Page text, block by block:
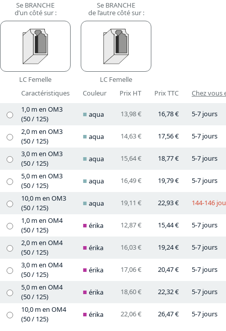
Se BRANCHE
d’un côté sur :
LC Femelle
Se BRANCHE
de l’autre côté sur :
LC Femelle
Caractéristiques
Couleur Prix HT Prix TTC
Chez vous
1,0 m en OM3
(50 / 125)
aqua 13,98 € 16,78 €
5-7 jours
2,0 m en OM3
(50 / 125)
aqua 14,63 € 17,56 €
5-7 jours
3,0 m en OM3
(50 / 125)
aqua 15,64 € 18,77 €
5-7 jours
5,0 m en OM3
(50 / 125)
aqua 16,49 € 19,79 €
5-7 jours
10,0 m en OM3
(50 / 125)
aqua 19,11 € 22,93 €
144-146
1,0 m en OM4
(50 / 125)
érika 12,87 € 15,44 €
5-7 jours
2,0 m en OM4
(50 / 125)
érika 16,03 € 19,24 €
5-7 jours
3,0 m en OM4
(50 / 125)
érika 17,06 € 20,47 €
5-7 jours
5,0 m en OM4
(50 / 125)
érika 18,60 € 22,32 €
5-7 jours
10,0 m en OM4
(50 / 125)
érika 22,06 € 26,47 € 5-7 jours